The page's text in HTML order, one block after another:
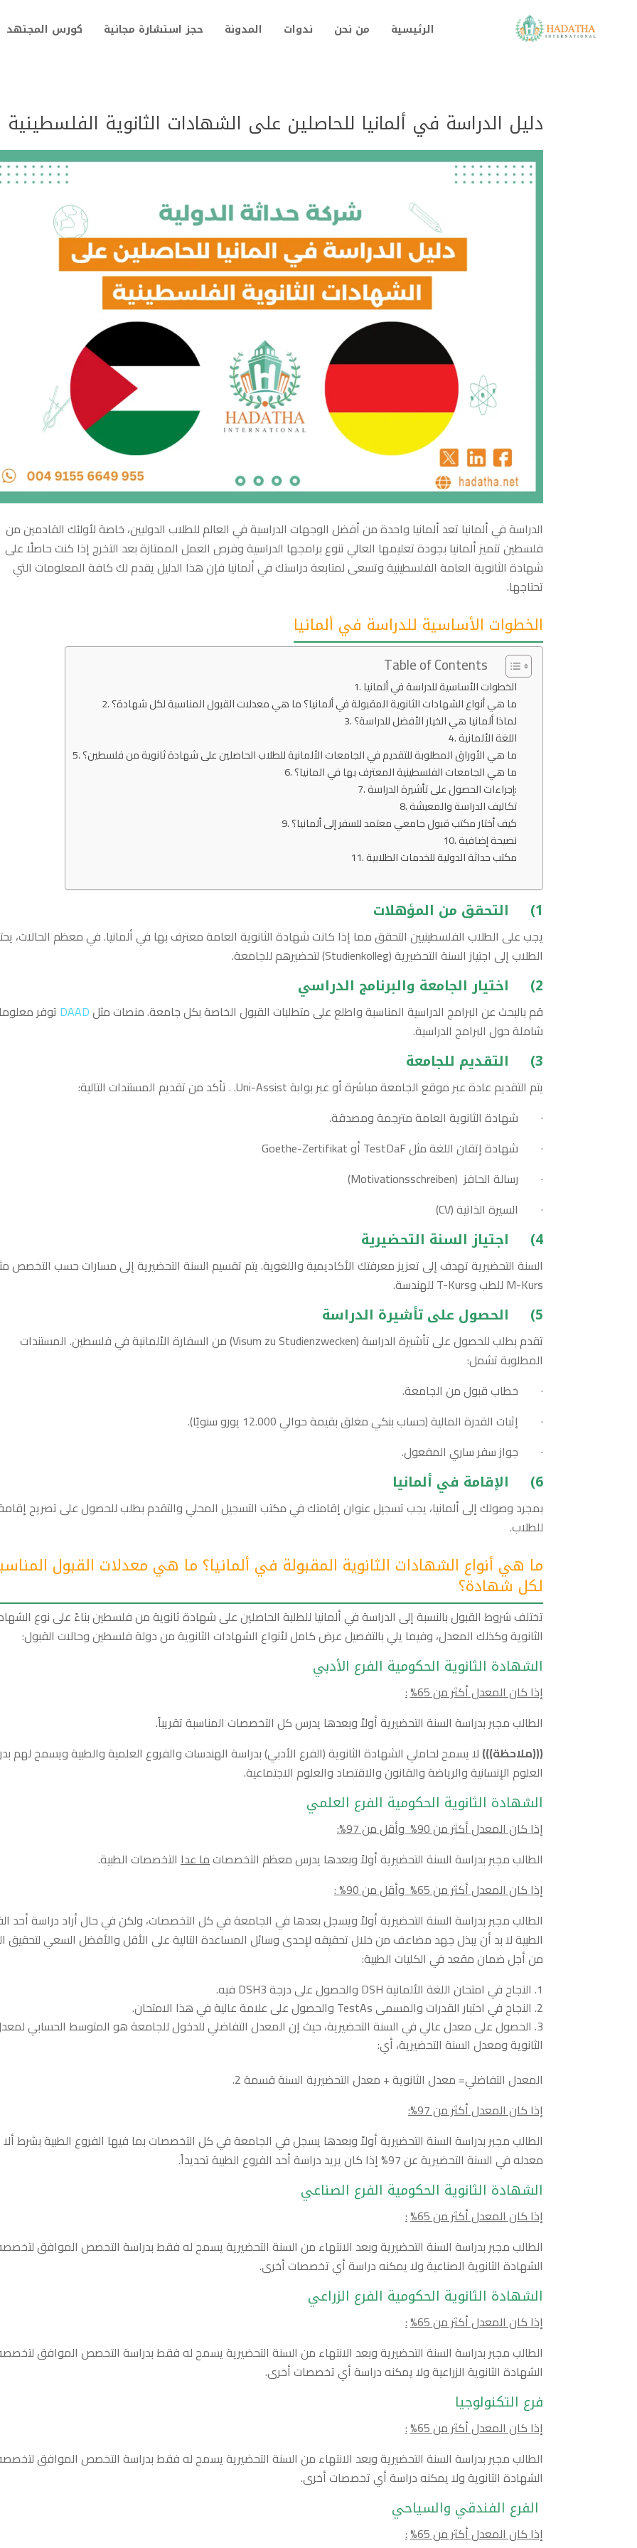
الرئيسية من نحن ندوات المدونة حجز استشارة مجانية كورس المجتهد
دليل الدراسة في ألمانيا للحاصلين على الشهادات الثانوية الفلسطينية
الدراسة في ألمانيا تعد ألمانيا واحدة من أفضل الوجهات الدراسية في العالم للطلاب الدوليين، خاصة لأولئك القادمين من
فلسطين تتميز ألمانيا بجودة تعليمها العالي تنوع برامجها الدراسية وفرص العمل الممتازة بعد التخرج إذا كنت حاصلًا على
شهادة الثانوية العامة الفلسطينية وتسعى لمتابعة دراستك في ألمانيا فإن هذا الدليل يقدم لك كافة المعلومات التي
تحتاجها.
الخطوات الأساسية للدراسة في ألمانيا
Table of Contents
الخطوات الأساسية للدراسة في ألمانيا
ما هي أنواع الشهادات الثانوية المقبولة في ألمانيا؟ ما هي معدلات القبول المناسبة لكل شهادة؟
لماذا ألمانيا هي الخيار الأفضل للدراسة؟
اللغة الألمانية
ما هي الأوراق المطلوبة للتقديم في الجامعات الألمانية للطلاب الحاصلين على شهادة ثانوية من فلسطين؟
ما هي الجامعات الفلسطينية المعترف بها في المانيا؟
إجراءات الحصول على تأشيرة الدراسة:
تكاليف الدراسة والمعيشة
كيف أختار مكتب قبول جامعي معتمد للسفر إلى ألمانيا؟
نصيحة إضافية
مكتب حداثة الدولية للخدمات الطلابية
1) التحقق من المؤهلات
يجب على الطلاب الفلسطينيين التحقق مما إذا كانت شهادة الثانوية العامة معترف بها في ألمانيا. في معظم الحالات،
الطلاب إلى اجتياز السنة التحضيرية (Studienkolleg) لتحضيرهم للجامعة.
2) اختيار الجامعة والبرنامج الدراسي
قم بالبحث عن البرامج الدراسية المناسبة واطلع على متطلبات القبول الخاصة بكل جامعة. منصات مثلDAAD توفر
شاملة حول البرامج الدراسية.
3) التقديم للجامعة
يتم التقديم عادة عبر موقع الجامعة مباشرة أو عبر بوابة Uni-Assist. . تأكد من تقديم المستندات التالية:
· شهادة الثانوية العامة مترجمة ومصدقة.
· شهادة إتقان اللغة مثل TestDaF أو Goethe-Zertifikat
· رسالة الحافز (Motivationsschreiben)
· السيرة الذاتية (CV)
4) اجتياز السنة التحضيرية
السنة التحضيرية تهدف إلى تعزيز معرفتك الأكاديمية واللغوية. يتم تقسيم السنة التحضيرية إلى مسارات حسب التخصص
M-Kurs للطب وT-Kurs للهندسة.
5) الحصول على تأشيرة الدراسة
تقدم بطلب للحصول على تأشيرة الدراسة (Visum zu Studienzwecken) من السفارة الألمانية في فلسطين. المستندات
المطلوبة تشمل:
· خطاب قبول من الجامعة.
· إثبات القدرة المالية (حساب بنكي مغلق بقيمة حوالي 12.000 يورو سنويًا).
· جواز سفر ساري المفعول.
6) الإقامة في ألمانيا
بمجرد وصولك إلى ألمانيا، يجب تسجيل عنوان إقامتك في مكتب التسجيل المحلي والتقدم بطلب للحصول على تصريح
للطلاب.
ما هي أنواع الشهادات الثانوية المقبولة في ألمانيا؟ ما هي معدلات القبول
لكل شهادة؟
تختلف شروط القبول بالنسبة إلى الدراسة في ألمانيا للطلبة الحاصلين على شهادة ثانوية من فلسطين بناءً على نوع
الثانوية وكذلك المعدل، وفيما يلي بالتفصيل عرض كامل لأنواع الشهادات الثانوية من دولة فلسطين وحالات القبول:
الشهادة الثانوية الحكومية الفرع الأدبي
إذا كان المعدل أكثر من 65 %
:
الطالب مجبر بدراسة السنة التحضيرية أولاً وبعدها يدرس كل التخصصات المناسبة تقريباً.
(((ملاحظة))) لا يسمح لحاملي الشهادة الثانوية (الفرع الأدبي) بدراسة الهندسات والفروع العلمية والطبية ويسمح لهم
العلوم الإنسانية والرياضة والقانون والاقتصاد والعلوم الاجتماعية.
الشهادة الثانوية الحكومية الفرع العلمي
إذا كان المعدل أكثر من 90% وأقل من 97%:
الطالب مجبر بدراسة السنة التحضيرية أولاً وبعدها يدرس معظم التخصصاتما عدا التخصصات الطبية.
إذا كان المعدل أكثر من 65% وأقل من 90% :
الطالب مجبر بدراسة السنة التحضيرية أولاً ويسجل بعدها في الجامعة في كل التخصصات، ولكن في حال أراد دراسة أحد
الطبية لا بد أن يبذل جهد مضاعف من خلال تحقيقه لإحدى وسائل المساعدة التالية على الأقل والأفضل السعي لتحقيق
من أجل ضمان مقعد في الكليات الطبية:
النجاح في امتحان اللغة الألمانية DSH والحصول على درجة DSH3 فيه.
النجاح في اختبار القدرات والمسمى TestAs والحصول على علامة عالية في هذا الامتحان.
الحصول على معدل عالي في السنة التحضيرية، حيث إن المعدل التفاضلي للدخول للجامعة هو المتوسط الحسابي
الثانوية ومعدل السنة التحضيرية، أي:
المعدل التفاضلي= معدل الثانوية + معدل التحضيرية السنة قسمة 2.
إذا كان المعدل أكثر من 97 %
:
الطالب مجبر بدراسة السنة التحضيرية أولاً وبعدها يسجل في الجامعة في كل التخصصات بما فيها الفروع الطبية بشرط
معدله في السنة التحضيرية عن 97% إذا كان يريد دراسة أحد الفروع الطبية تحديداً.
الشهادة الثانوية الحكومية الفرع الصناعي
إذا كان المعدل أكثر من 65 %
:
الطالب مجبر بدراسة السنة التحضيرية وبعد الانتهاء من السنة التحضيرية يسمح له فقط بدراسة التخصص الموافق
الشهادة الثانوية الصناعية ولا يمكنه دراسة أي تخصصات أخرى.
الشهادة الثانوية الحكومية الفرع الزراعي
إذا كان المعدل أكثر من 65 %
:
الطالب مجبر بدراسة السنة التحضيرية وبعد الانتهاء من السنة التحضيرية يسمح له فقط بدراسة التخصص الموافق
الشهادة الثانوية الزراعية ولا يمكنه دراسة أي تخصصات أخرى.
فرع التكنولوجيا
إذا كان المعدل أكثر من 65 %
:
الطالب مجبر بدراسة السنة التحضيرية وبعد الانتهاء من السنة التحضيرية يسمح له فقط بدراسة التخصص الموافق
الشهادة الثانوية ولا يمكنه دراسة أي تخصصات أخرى.
الفرع الفندقي والسياحي
إذا كان المعدل أكثر من 65 %
: